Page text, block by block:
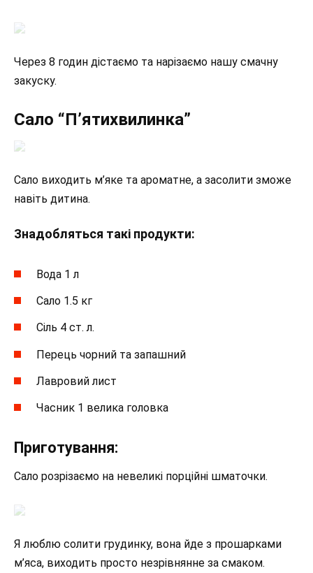
Через 8 годин дістаємо та нарізаємо нашу смачну
закуску.
Сало “П’ятихвилинка”
Сало виходить м’яке та ароматне, а засолити зможе
навіть дитина.
Знадобляться такі продукти:
Вода 1 л
Сало 1.5 кг
Сіль 4 ст. л.
Перець чорний та запашний
Лавровий лист
Часник 1 велика головка
Приготування:
Сало розрізаємо на невеликі порційні шматочки.
Я люблю солити грудинку, вона йде з прошарками
м’яса, виходить просто незрівнянне за смаком.